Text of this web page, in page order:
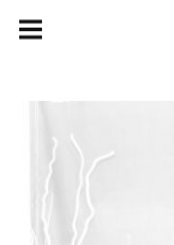
Springe
zum